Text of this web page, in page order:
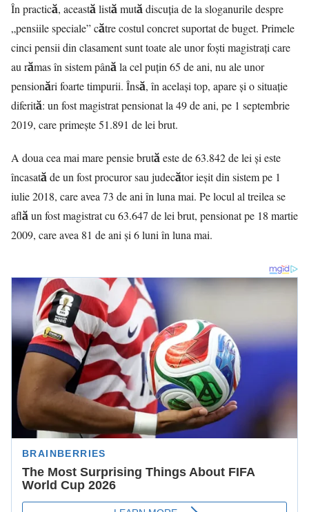
În practică, această listă mută discuția de la sloganurile despre
„pensiile speciale” către costul concret suportat de buget. Primele
cinci pensii din clasament sunt toate ale unor foști magistrați care
au rămas în sistem până la cel puțin 65 de ani, nu ale unor
pensionări foarte timpurii. Însă, în același top, apare și o situație
diferită: un fost magistrat pensionat la 49 de ani, pe 1 septembrie
2019, care primește 51.891 de lei brut.
A doua cea mai mare pensie brută este de 63.842 de lei și este
încasată de un fost procuror sau judecător ieșit din sistem pe 1
iulie 2018, care avea 73 de ani în luna mai. Pe locul al treilea se
află un fost magistrat cu 63.647 de lei brut, pensionat pe 18 martie
2009, care avea 81 de ani și 6 luni în luna mai.